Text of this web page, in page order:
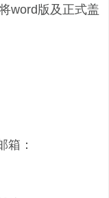
word版及正式盖
：